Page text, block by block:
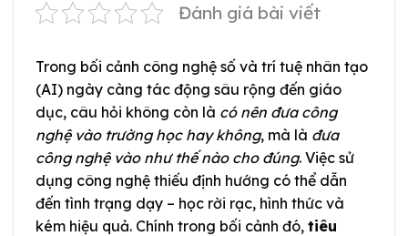
Đánh giá bài viết
Trong bối cảnh công nghệ số và trí tuệ nhân tạo
(AI) ngày càng tác động sâu rộng đến giáo
dục, câu hỏi không còn là có nên đưa công
nghệ vào trường học hay không, mà là đưa
công nghệ vào như thế nào cho đúng. Việc sử
dụng công nghệ thiếu định hướng có thể dẫn
đến tình trạng dạy – học rời rạc, hình thức và
kém hiệu quả. Chính trong bối cảnh đó, tiêu